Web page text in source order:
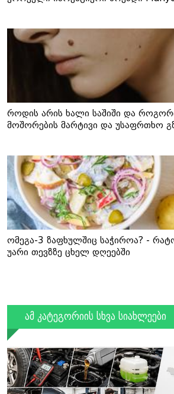
როდის არის ხალი საშიში და
მოშორების მარტივი და უსაფრთხო
ომეგა-3 ზაფხულშიც საჭიროა? -
უარი თევზზე ცხელ დღეებში
ამ კატეგორიის სხვა სიახლეები